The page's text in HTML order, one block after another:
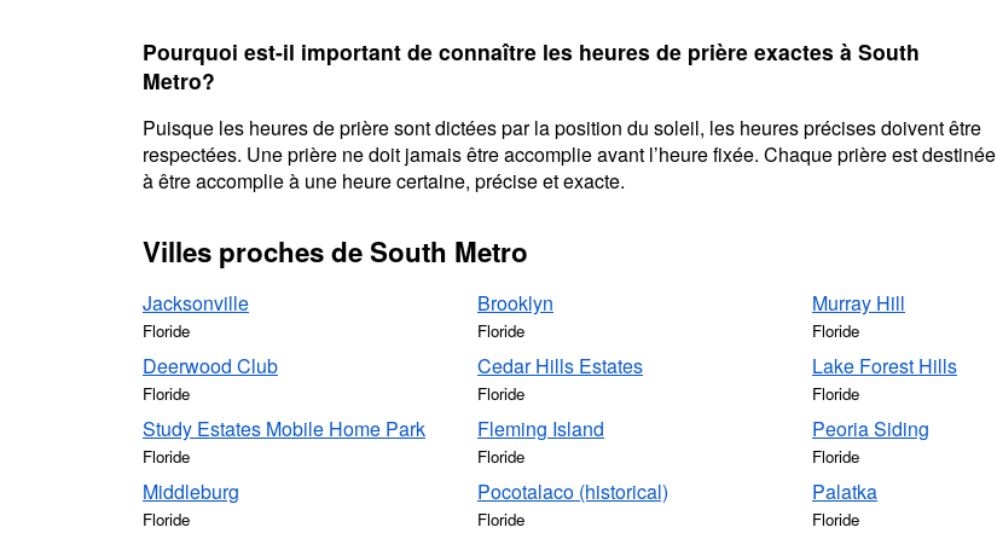
Pourquoi est-il important de connaître les heures de prière exactes à South
Metro?
Puisque les heures de prière sont dictées par la position du soleil, les heures précises doivent être
respectées. Une prière ne doit jamais être accomplie avant l’heure fixée. Chaque prière est destinée
à être accomplie à une heure certaine, précise et exacte.
Villes proches de South Metro
Jacksonville
Floride
Brooklyn
Floride
Murray Hill
Floride
Deerwood Club
Floride
Cedar Hills Estates
Floride
Lake Forest Hills
Floride
Study Estates Mobile Home Park
Floride
Fleming Island
Floride
Peoria Siding
Floride
Middleburg
Floride
Pocotalaco (historical)
Floride
Palatka
Floride